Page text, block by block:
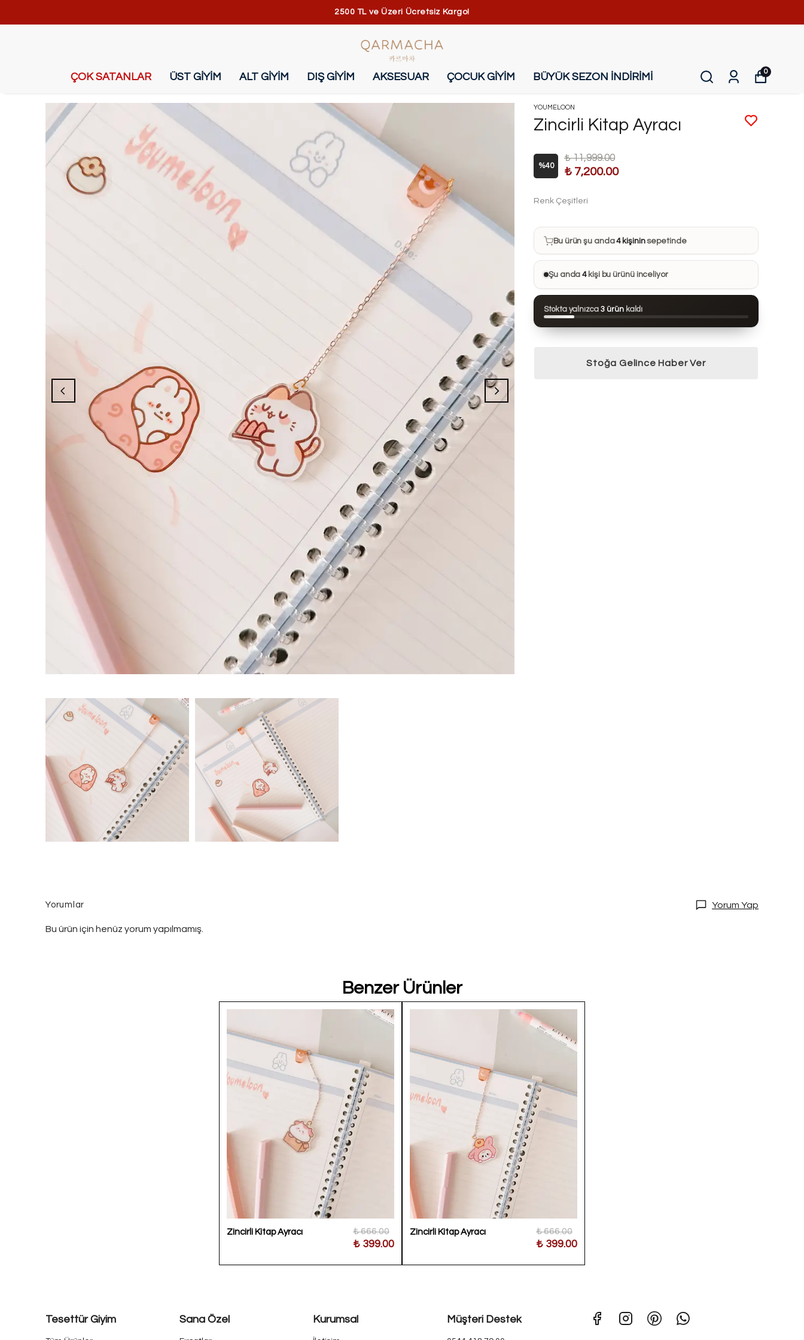
2500 TL ve Üzeri Ücretsiz Kargo!
ÇOK SATANLAR ÜST GİYİM ALT GİYİM DIŞ GİYİM AKSESUAR ÇOCUK GİYİM BÜYÜK SEZON İNDİRİMİ 0
YOUMELOON
Zincirli Kitap Ayracı
%40
₺ 11,999.00
₺ 7,200.00
Renk Çeşitleri
Bu ürün şu anda4 kişininsepetinde
Bu ürünü 15 kişi favorilerine ekledi
Bu ürün son 24 saatte125 kezgörüntülendi
Şu anda4kişi bu ürünü inceliyor
Stokta yalnızca 3 ürün kaldı
Stoğa Gelince Haber Ver
Yorumlar Yorum Yap
Bu ürün için henüz yorum yapılmamış.
Benzer Ürünler
Zincirli Kitap Ayracı ₺ 666.00
₺ 399.00
Zincirli Kitap Ayracı ₺ 666.00
₺ 399.00
Tesettür Giyim Sana Özel Kurumsal Müşteri Destek